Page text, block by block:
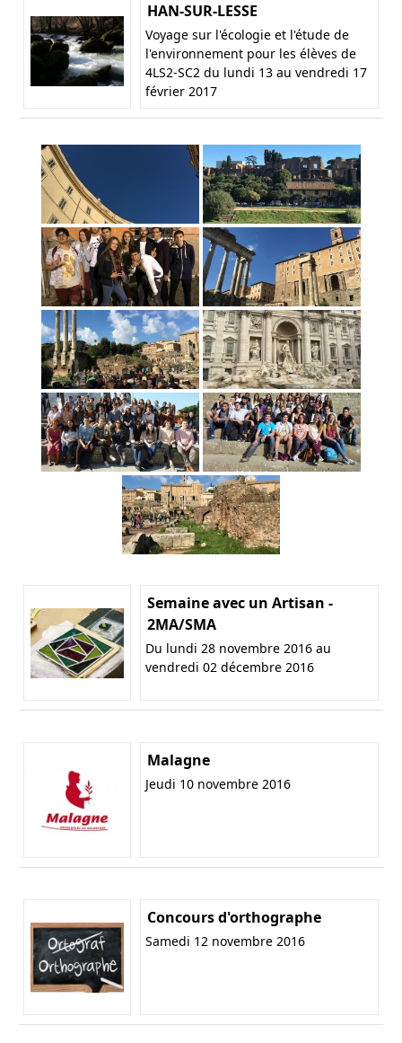
HAN-SUR-LESSE
Voyage sur l'écologie et l'étude de
l'environnement pour les élèves de
4LS2-SC2 du lundi 13 au vendredi 17
février 2017
Semaine avec un Artisan -
2MA/SMA
Du lundi 28 novembre 2016 au
vendredi 02 décembre 2016
Malagne
Jeudi 10 novembre 2016
Concours d'orthographe
Samedi 12 novembre 2016